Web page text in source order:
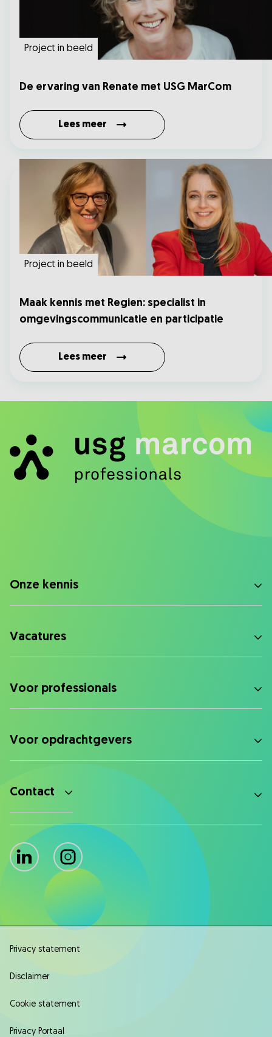
Project in beeld
De ervaring van Renate met USG MarCom
Lees meer
Project in beeld
Maak kennis met Regien: specialist in
omgevingscommunicatie en participatie
Lees meer
Onze kennis
Vacatures
Voor professionals
Voor opdrachtgevers
Contact
LinkedIn Instagram
Privacy statement
Disclaimer
Cookie statement
Privacy Portaal